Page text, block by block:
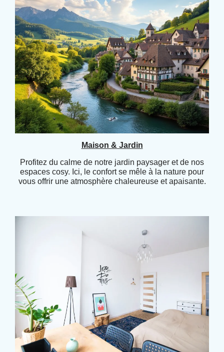
Maison & Jardin
Profitez du calme de notre jardin paysager et de nos
espaces cosy. Ici, le confort se mêle à la nature pour
vous offrir une atmosphère chaleureuse et apaisante.